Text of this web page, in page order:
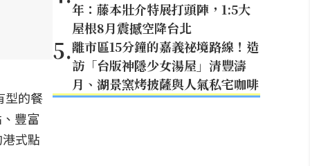
型的餐
豐富
式點
年：藤本壯介特展打頭陣，1:5大
屋根8月震撼空降台北
5.離市區15分鐘的嘉義祕境路線！造
訪「台版神隱少女湯屋」清豐濤
月、湖景窯烤披薩與人氣私宅咖啡